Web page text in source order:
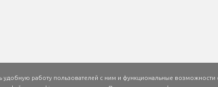
удобную работу пользователей с ним и функциональные возможности